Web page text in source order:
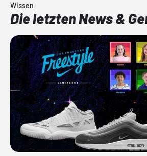
Wissen
Die letzten News &